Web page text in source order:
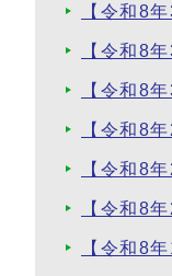
【令和8
【令和8
【令和8
【令和8
【令和8
【令和8
【令和8